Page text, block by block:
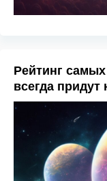
Рейтинг
всегда